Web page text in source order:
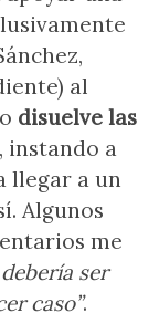
al
disuelve las
, instando a
llegar a un
Algunos
me
debería ser
caso”.